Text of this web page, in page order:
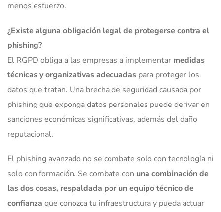
menos esfuerzo.
¿Existe alguna obligación legal de protegerse contra el
phishing?
El RGPD obliga a las empresas a implementar medidas
técnicas y organizativas adecuadas para proteger los
datos que tratan. Una brecha de seguridad causada por
phishing que exponga datos personales puede derivar en
sanciones económicas significativas, además del daño
reputacional.
El phishing avanzado no se combate solo con tecnología ni
solo con formación. Se combate con una combinación de
las dos cosas, respaldada por un equipo técnico de
confianza que conozca tu infraestructura y pueda actuar